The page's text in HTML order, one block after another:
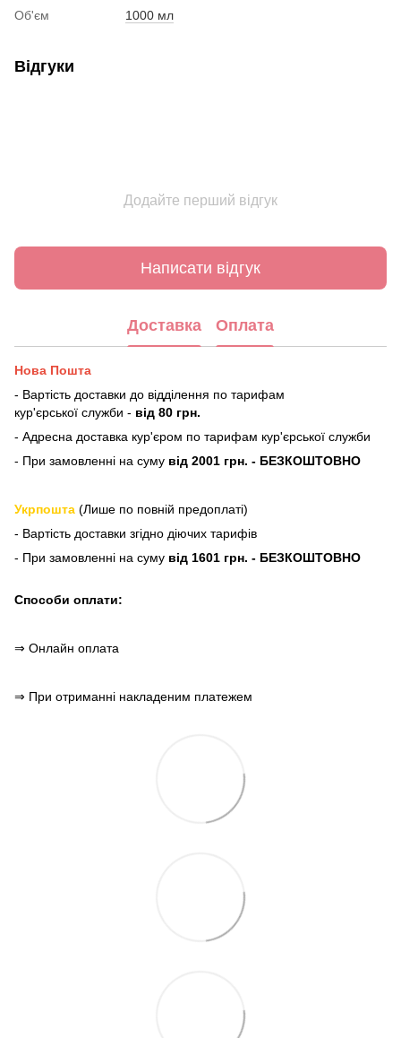
Об'єм
1000 мл
Відгуки
Додайте перший відгук
Написати відгук
Доставка Оплата
Нова Пошта
- Вартість доставки до відділення по тарифам
кур'єрської служби - від 80 грн.
- Адресна доставка кур'єром по тарифам кур'єрської служби
- При замовленні на суму від 2001 грн. - БЕЗКОШТОВНО
Укрпошта (Лише по повній предоплаті)
- Вартість доставки згідно діючих тарифів
- При замовленні на суму від 1601 грн. - БЕЗКОШТОВНО
Способи оплати:
⇒ Онлайн оплата
⇒ При отриманні накладеним платежем